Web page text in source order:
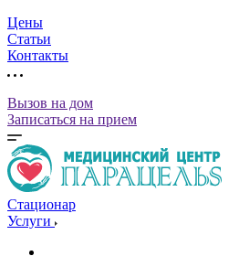
Цены
Статьи
Контакты
Вызов на дом
Записаться на прием
Стационар
Услуги